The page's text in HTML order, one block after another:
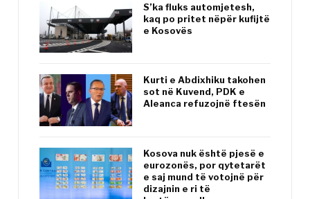
S’ka fluks automjetesh,
kaq po pritet nëpër kufijtë
e Kosovës
Kurti e Abdixhiku takohen
sot në Kuvend, PDK e
Aleanca refuzojnë ftesën
Kosova nuk është pjesë e
eurozonës, por qytetarët
e saj mund të votojnë për
dizajnin e ri të